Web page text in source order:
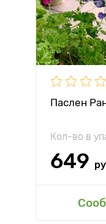
Паслен
Кол-во в
649